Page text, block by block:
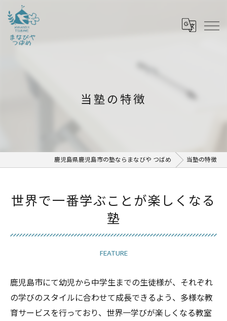
当塾の特徴
鹿児島県鹿児島市の塾ならまなびや つばめ 当塾の特徴
世界で一番学ぶことが楽しくなる
塾
FEATURE
鹿児島市にて幼児から中学生までの生徒様が、それぞれ
の学びのスタイルに合わせて成長できるよう、多様な教
育サービスを行っており、世界一学びが楽しくなる教室